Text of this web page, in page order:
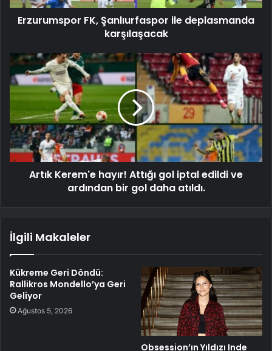
Erzurumspor FK, Şanlıurfaspor ile deplasmanda
karşılaşacak
Artık Kerem'e hayır! Attığı gol iptal edildi ve
ardından bir gol daha atıldı.
İlgili Makaleler
Kükreme Geri Döndü:
Rallikros Mondello’ya Geri
Geliyor
Ağustos 5, 2026
Obsession’ın Yıldızı Inde